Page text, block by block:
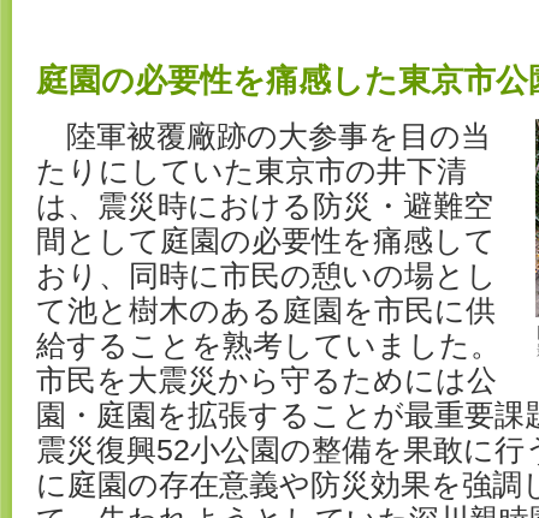
庭園の必要性を痛感した東京市公
陸軍被覆廠跡の大参事を目の当
たりにしていた東京市の井下清
は、震災時における防災・避難空
間として庭園の必要性を痛感して
おり、同時に市民の憩いの場とし
て池と樹木のある庭園を市民に供
給することを熟考していました。
市民を大震災から守るためには公
園・庭園を拡張することが最重要
震災復興52小公園の整備を果敢に行
に庭園の存在意義や防災効果を強調